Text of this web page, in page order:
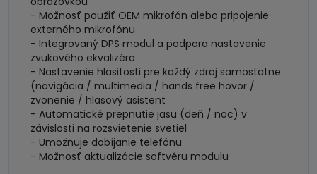
- Možnosť použiť OEM mikrofón alebo pripojenie
externého mikrofónu
- Integrovaný DPS modul a podpora nastavenie
zvukového ekvalizéra
- Nastavenie hlasitosti pre každý zdroj samostatne
(navigácia / multimedia / hands free hovor /
zvonenie / hlasový asistent
- Automatické prepnutie jasu (deň / noc) v
závislosti na rozsvietenie svetiel
- Umožňuje dobíjanie telefónu
- Možnosť aktualizácie softvéru modulu